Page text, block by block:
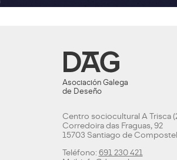
Asociación Galega
de Deseño
Centro sociocultural A Trisca
Corredoira das Fraguas, 92
15703 Santiago de
Teléfono: 691 230 421